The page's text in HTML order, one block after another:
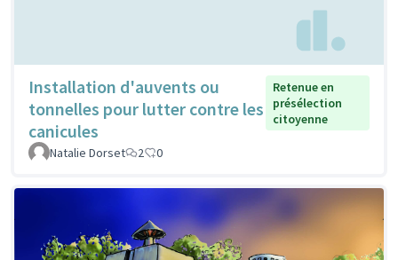
Installation d'auvents ou
tonnelles pour lutter contre les
canicules
Retenue en
présélection
citoyenne
Natalie Dorset 2 0